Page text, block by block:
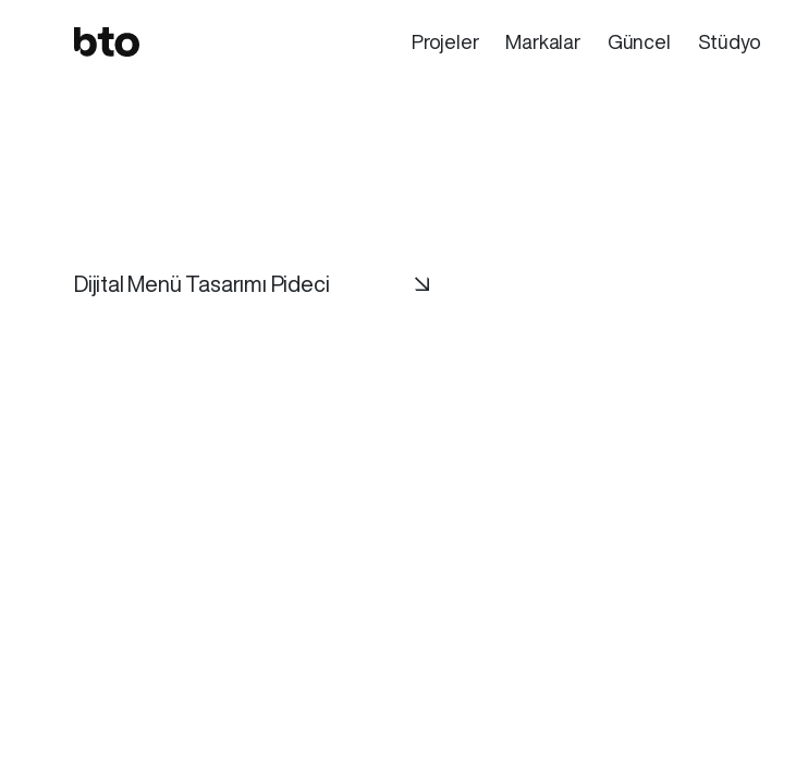
Projeler Markalar Güncel Stüdyo
Dijital Menü Tasarımı Pideci ↘